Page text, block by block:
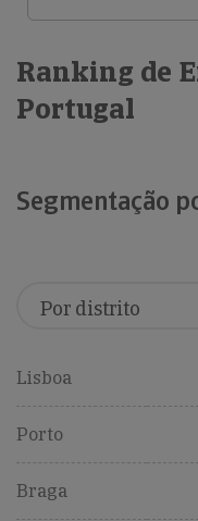
Ranking de
Portugal
Segmentação
Lisboa
Porto
Braga